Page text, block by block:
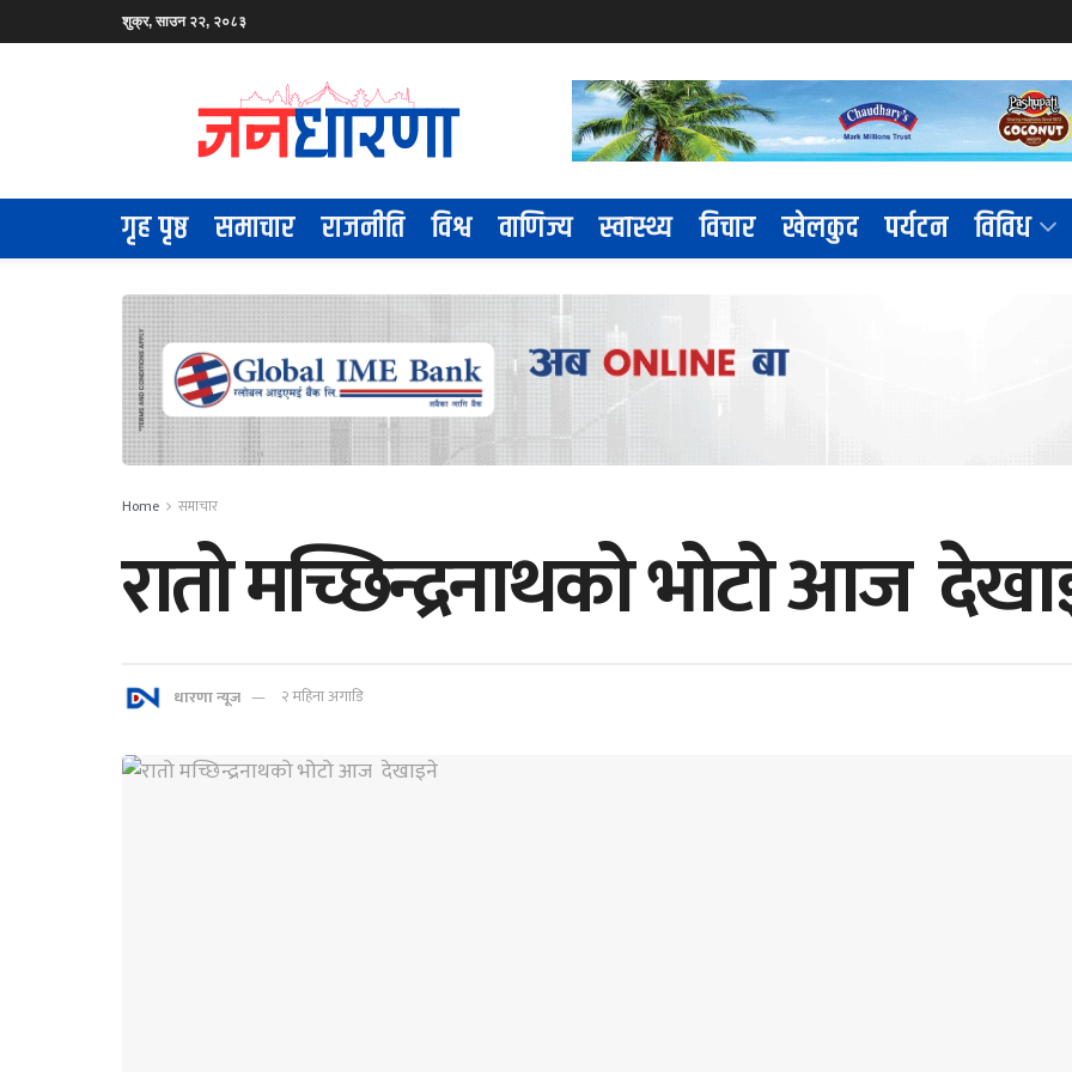
शुक्र, साउन २२, २०८३
गृह पृष्ठ समाचार राजनीति विश्व वाणिज्य स्वास्थ्य विचार खेलकुद पर्यटन विविध
Home समाचार
रातो मच्छिन्द्रनाथको भोटो आज
धारणा न्यूज २ महिना अगाडि